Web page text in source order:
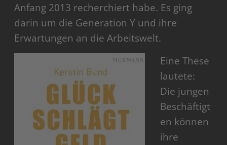
Anfang 2013 recherchiert habe. Es ging
darin um die Generation Y und ihre
Erwartungen an die Arbeitswelt.
Eine These
lautete:
Die jungen
Beschäftigt
en können
ihre